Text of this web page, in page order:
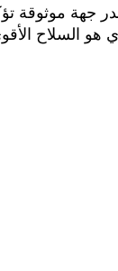
موثوقة
هو السلاح